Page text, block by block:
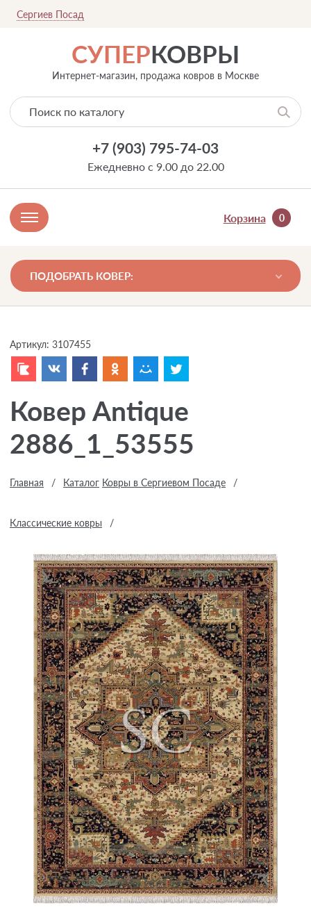
Сергиев Посад
СУПЕРКОВРЫ
Интернет-магазин, продажа ковров в Москве
+7 (903) 795-74-03
Ежедневно с 9.00 до 22.00
Корзина 0
ПОДОБРАТЬ КОВЕР:
Артикул: 3107455
Ковер Antique
2886_1_53555
Главная / Каталог Ковры в Сергиевом Посаде /
Классические ковры /